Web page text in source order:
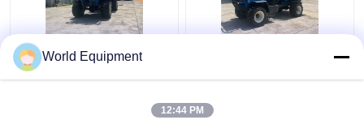
รถบดถนนแบบสั่นสะเทือน
รถตักล้อยาง
รถไถนาปาล์มน้ำมันแรง
ดันต่ำ 2000กก. รถไถเล็ก
World Equipment
12:44 PM